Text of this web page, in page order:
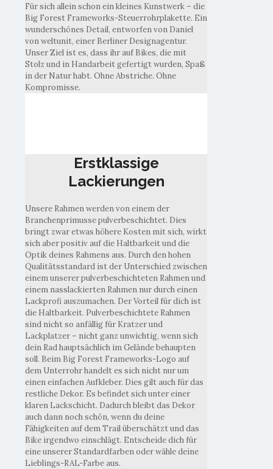
Für sich allein schon ein kleines Kunstwerk – die
Big Forest Frameworks-Steuerrohrplakette. Ein
wunderschönes Detail, entworfen von Daniel
von weltunit, einer Berliner Designagentur.
Unser Ziel ist es, dass ihr auf Bikes, die mit
Stolz und in Handarbeit gefertigt wurden, Spaß
in der Natur habt. Ohne Abstriche. Ohne
Kompromisse.
Erstklassige
Lackierungen
Unsere Rahmen werden von einem der
Branchenprimusse pulverbeschichtet. Dies
bringt zwar etwas höhere Kosten mit sich, wirkt
sich aber positiv auf die Haltbarkeit und die
Optik deines Rahmens aus. Durch den hohen
Qualitätsstandard ist der Unterschied zwischen
einem unserer pulverbeschichteten Rahmen und
einem nasslackierten Rahmen nur durch einen
Lackprofi auszumachen. Der Vorteil für dich ist
die Haltbarkeit. Pulverbeschichtete Rahmen
sind nicht so anfällig für Kratzer und
Lackplatzer – nicht ganz unwichtig, wenn sich
dein Rad hauptsächlich im Gelände behaupten
soll. Beim Big Forest Frameworks-Logo auf
dem Unterrohr handelt es sich nicht nur um
einen einfachen Aufkleber. Dies gilt auch für das
restliche Dekor. Es befindet sich unter einer
klaren Lackschicht. Dadurch bleibt das Dekor
auch dann noch schön, wenn du deine
Fähigkeiten auf dem Trail überschätzt und das
Bike irgendwo einschlägt. Entscheide dich für
eine unserer Standardfarben oder wähle deine
Lieblings-RAL-Farbe aus.